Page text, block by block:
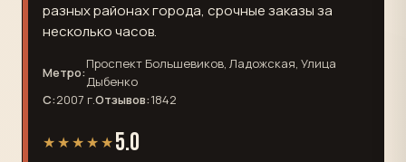
разных районах города, срочные заказы за
несколько часов.
Метро:
Проспект Большевиков, Ладожская, Улица
Дыбенко
С:2007 г.Отзывов:1842
★★★★★ 5.0